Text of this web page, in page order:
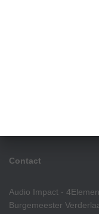
Contact
Audio Impact -
Burgemeester